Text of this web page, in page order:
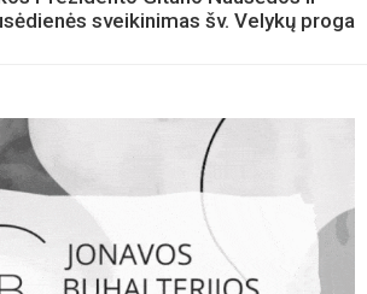
sveikinimas šv. Velykų proga
dar anksčiau: Kultūros pasas
amžiaus vaikams